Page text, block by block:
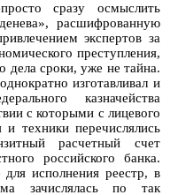
сразу осмыслить
расшифрованную
экспертов за
преступления,
дела сроки, уже не тайна.
изготавливал и
казначейства
с которыми с лицевого
техники перечислялись
расчетный счет
российского банка.
исполнения реестр, в
зачислялась по так